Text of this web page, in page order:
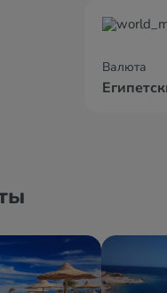
Валюта